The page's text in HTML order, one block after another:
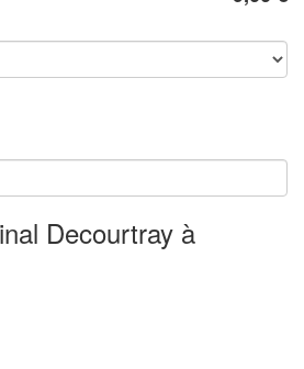
Decourtray à